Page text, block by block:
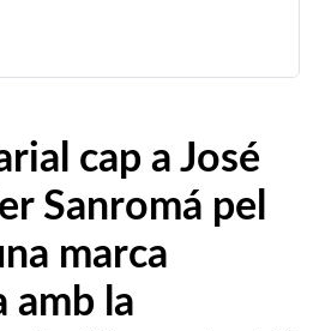
cap a José
Sanromá pel
marca
amb la